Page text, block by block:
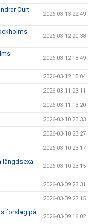
Curt
2026-03-13 22:49
2026-03-12 20:38
2026-03-12 18:49
2026-03-12 15:04
2026-03-11 23:11
2026-03-11 13:20
2026-03-10 23:33
2026-03-10 23:27
2026-03-10 23:17
längdsexa
2026-03-10 23:15
2026-03-09 23:31
2026-03-09 23:15
förslag på
2026-03-09 16:02